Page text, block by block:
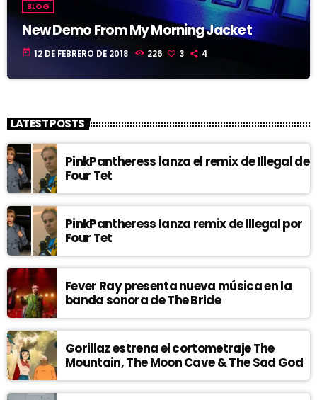
BLOG
New Demo From My Morning Jacket
today 12 DE FEBRERO DE 2018 226 3 4
LATEST POSTS
PinkPantheress lanza el remix de Illegal de
Four Tet
PinkPantheress lanza remix de Illegal por
Four Tet
Fever Ray presenta nueva música en la
banda sonora de The Bride
Gorillaz estrena el cortometraje The
Mountain, The Moon Cave & The Sad God